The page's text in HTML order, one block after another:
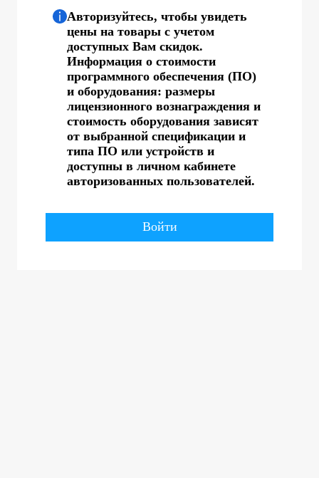
Авторизуйтесь, чтобы увидеть
цены на товары с учетом
доступных Вам скидок.
Информация о стоимости
программного обеспечения (ПО)
и оборудования: размеры
лицензионного вознаграждения и
стоимость оборудования зависят
от выбранной спецификации и
типа ПО или устройств и
доступны в личном кабинете
авторизованных пользователей.
Войти